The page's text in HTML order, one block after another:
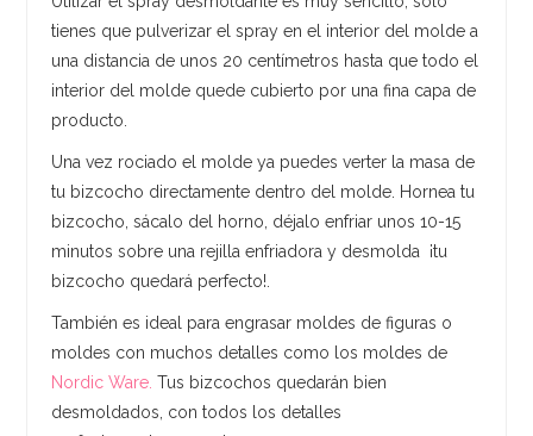
tienes que pulverizar el spray en el interior del molde a
una distancia de unos 20 centímetros hasta que todo el
interior del molde quede cubierto por una fina capa de
producto.
Una vez rociado el molde ya puedes verter la masa de
tu bizcocho directamente dentro del molde. Hornea tu
bizcocho, sácalo del horno, déjalo enfriar unos 10-15
minutos sobre una rejilla enfriadora y desmolda ¡tu
bizcocho quedará perfecto!.
También es ideal para engrasar moldes de figuras o
moldes con muchos detalles como los moldes de
Nordic Ware. Tus bizcochos quedarán bien
desmoldados, con todos los detalles